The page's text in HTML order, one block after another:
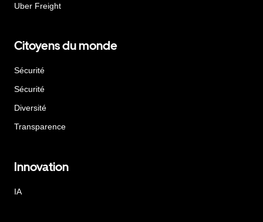
Uber Freight
Citoyens du monde
Sécurité
Sécurité
Diversité
Transparence
Innovation
IA